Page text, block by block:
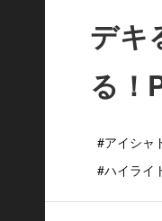
デキ
る！
#アイシャ
#ハイライ